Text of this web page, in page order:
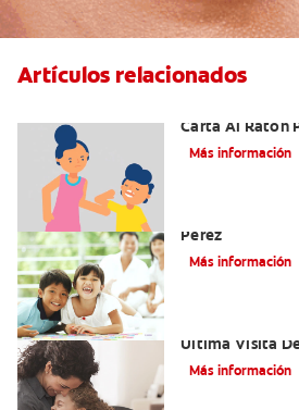
Artículos relacionados
Carta Al Ratón
Fantasías De Su
Más información
Pérez
Más información
Última Visita
Más información